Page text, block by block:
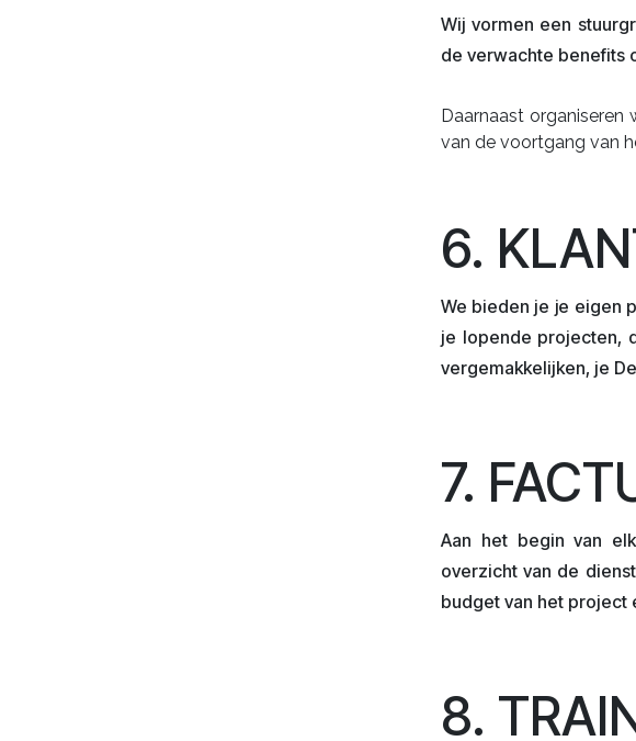
Wij vormen een
de verwachte benefits
Daarnaast
van de voortgang van
6.
We bieden je je eigen
je lopende projecten,
vergemakkelijken, je
7.
Aan het begin van
overzicht van de
budget van het project
8.